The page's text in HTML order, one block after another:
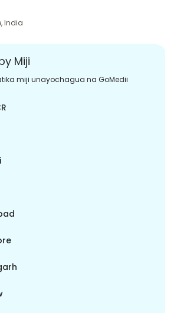
,India
Miji
miji unayochagua na GoMedii